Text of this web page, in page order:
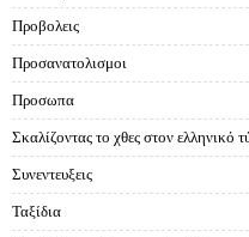
Προβολεις
Προσανατολισμοι
Προσωπα
Σκαλίζοντας το χθες στον ελληνικό
Συνεντευξεις
Ταξίδια